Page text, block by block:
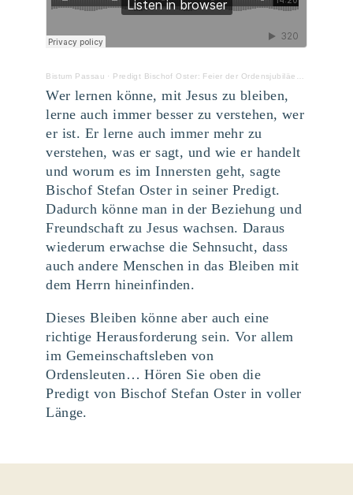
Bistum Passau · Predigt Bischof Oster: Feier der Ordensjubiläen bei den Schwestern vom Hl. Kreuz in Altötting
Wer lernen könne, mit Jesus zu bleiben,
lerne auch immer besser zu verstehen, wer
er ist. Er lerne auch immer mehr zu
verstehen, was er sagt, und wie er handelt
und worum es im Innersten geht, sagte
Bischof Stefan Oster in seiner Predigt.
Dadurch könne man in der Beziehung und
Freundschaft zu Jesus wachsen. Daraus
wiederum erwachse die Sehnsucht, dass
auch andere Menschen in das Bleiben mit
dem Herrn hineinfinden.
Dieses Bleiben könne aber auch eine
richtige Herausforderung sein. Vor allem
im Gemeinschaftsleben von
Ordensleuten… Hören Sie oben die
Predigt von Bischof Stefan Oster in voller
Länge.